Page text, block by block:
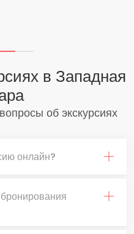
в Западная
об экскурсиях
онлайн?